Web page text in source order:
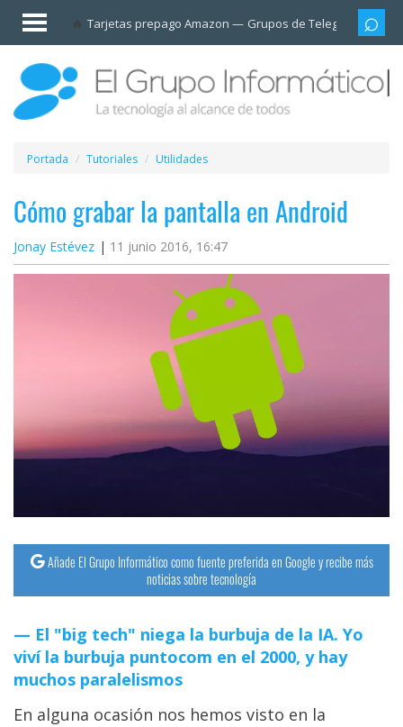
Tarjetas prepago Amazon Grupos de Telegram
Invitado
Iniciar
sesión /
Registrarse
Esenciales
Móviles
Ofertas
Apps
Operadores
Trucos
y
Tutoriales
Sistemas
operativos
Portada Tutoriales Utilidades
Cómo grabar la pantalla en Android
Jonay Estévez 11 junio 2016, 16:47
Añade El Grupo Informático como fuente preferida en Google y recibe más
noticias sobre tecnología
El "big tech" niega la burbuja de la IA. Yo
viví la burbuja puntocom en el 2000, y hay
muchos paralelismos
En alguna ocasión nos hemos visto en la